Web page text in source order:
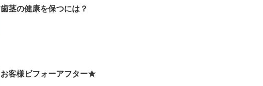
歯茎の健康を保つには？
お客様ビフォーアフター★